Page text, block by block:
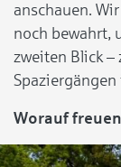
anschauen.
noch bewahrt,
zweiten Blick –
Worauf